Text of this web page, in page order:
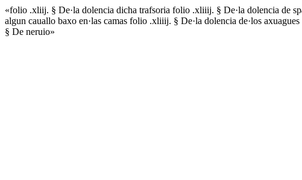
«folio .xliij. § De·la dolencia dicha trafsoria folio .xliiij. § De·la dolencia de
algun cauallo baxo en·las camas folio .xliiij. § De·la dolencia de·los
§ De neruio»